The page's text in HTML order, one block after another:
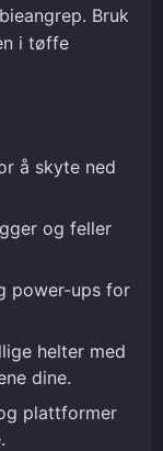
Bruk
i tøffe
å skyte ned
og feller
power-ups for
helter med
dine.
plattformer